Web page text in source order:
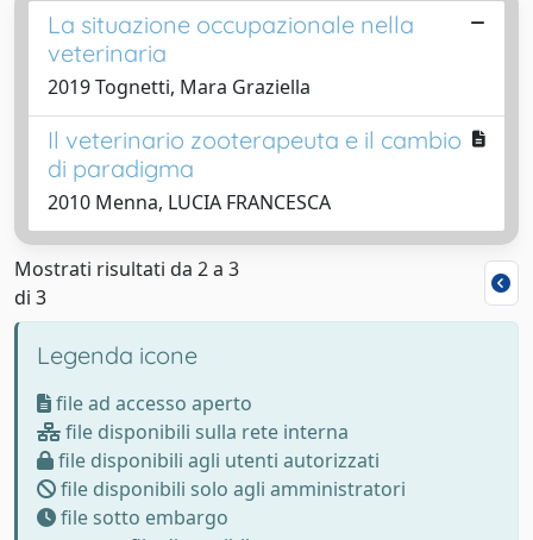
La situazione occupazionale nella
veterinaria
2019 Tognetti, Mara Graziella
Il veterinario zooterapeuta e il cambio
di paradigma
2010 Menna, LUCIA FRANCESCA
Mostrati risultati da 2 a 3
di 3
Legenda icone
file ad accesso aperto
file disponibili sulla rete interna
file disponibili agli utenti autorizzati
file disponibili solo agli amministratori
file sotto embargo